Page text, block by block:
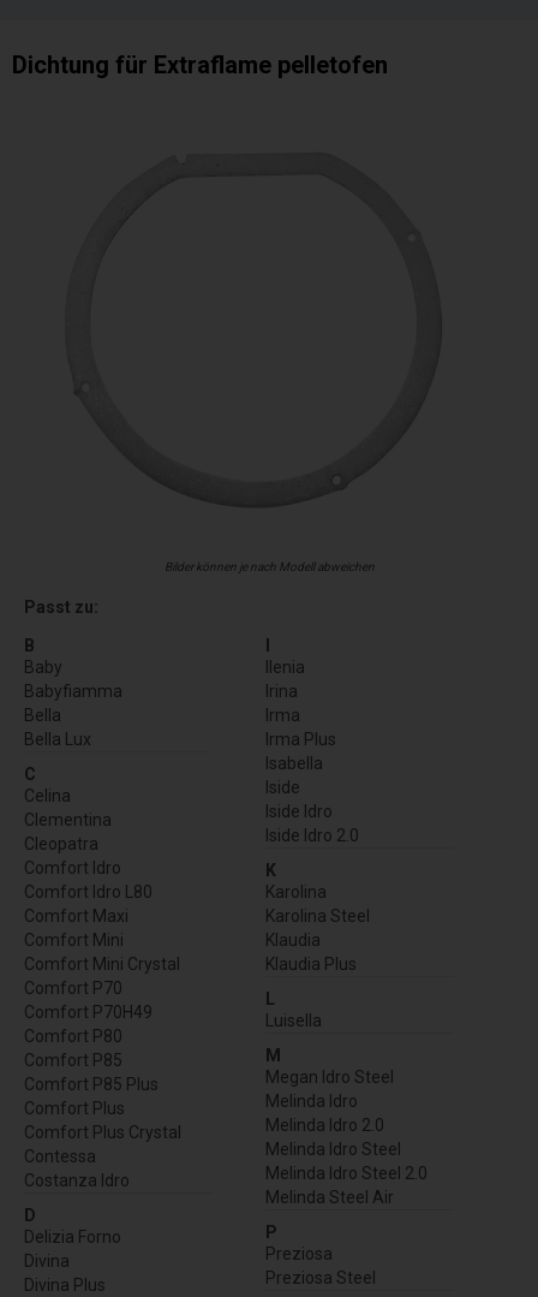
Dichtung für Extraflame pelletofen
Bilder können je nach Modell abweichen
Passt zu:
B
Baby
Babyfiamma
Bella
Bella Lux
C
Celina
Clementina
Cleopatra
Comfort Idro
Comfort Idro L80
Comfort Maxi
Comfort Mini
Comfort Mini Crystal
Comfort P70
Comfort P70H49
Comfort P80
Comfort P85
Comfort P85 Plus
Comfort Plus
Comfort Plus Crystal
Contessa
Costanza Idro
D
Delizia Forno
Divina
Divina Plus
Ilenia
Irina
Irma
Irma Plus
Isabella
Iside
Iside Idro
Iside Idro 2.0
K
Karolina
Karolina Steel
Klaudia
Klaudia Plus
L
Luisella
M
Megan Idro Steel
Melinda Idro
Melinda Idro 2.0
Melinda Idro Steel
Melinda Idro Steel 2.0
Melinda Steel Air
P
Preziosa
Preziosa Steel